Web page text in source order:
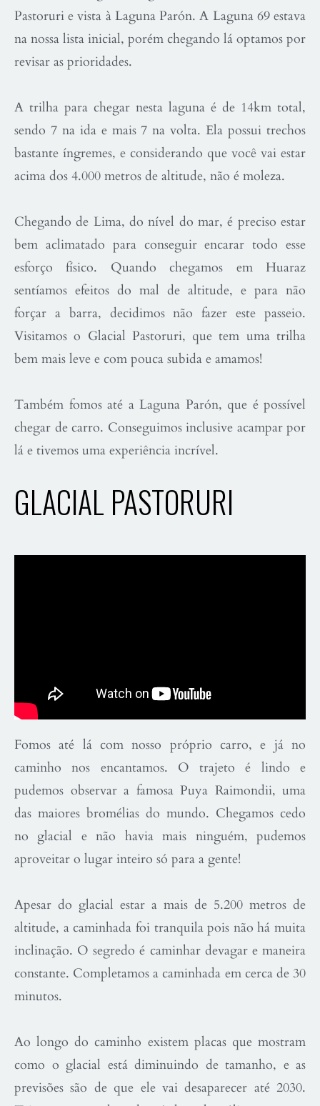
Pastoruri e vista à Laguna Parón. A Laguna 69 estava
na nossa lista inicial, porém chegando lá optamos por
revisar as prioridades.
A trilha para chegar nesta laguna é de 14km total,
sendo 7 na ida e mais 7 na volta. Ela possui trechos
bastante íngremes, e considerando que você vai estar
acima dos 4.000 metros de altitude, não é moleza.
Chegando de Lima, do nível do mar, é preciso estar
bem aclimatado para conseguir encarar todo esse
esforço físico. Quando chegamos em Huaraz
sentíamos efeitos do mal de altitude, e para não
forçar a barra, decidimos não fazer este passeio.
Visitamos o Glacial Pastoruri, que tem uma trilha
bem mais leve e com pouca subida e amamos!
Também fomos até a Laguna Parón, que é possível
chegar de carro. Conseguimos inclusive acampar por
lá e tivemos uma experiência incrível.
GLACIAL PASTORURI
Fomos até lá com nosso próprio carro, e já no
caminho nos encantamos. O trajeto é lindo e
pudemos observar a famosa Puya Raimondii, uma
das maiores bromélias do mundo. Chegamos cedo
no glacial e não havia mais ninguém, pudemos
aproveitar o lugar inteiro só para a gente!
Apesar do glacial estar a mais de 5.200 metros de
altitude, a caminhada foi tranquila pois não há muita
inclinação. O segredo é caminhar devagar e maneira
constante. Completamos a caminhada em cerca de 30
minutos.
Ao longo do caminho existem placas que mostram
como o glacial está diminuindo de tamanho, e as
previsões são de que ele vai desaparecer até 2030.